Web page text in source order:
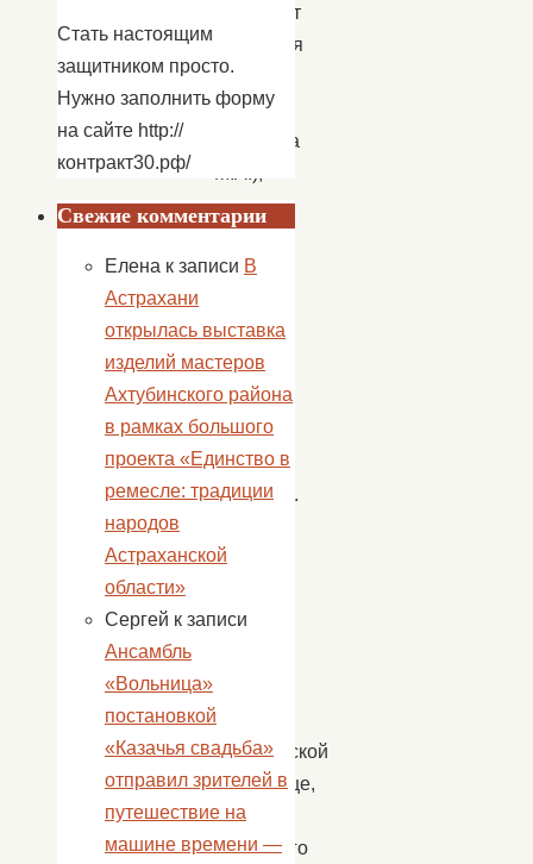
встречает
радушная
хозяйка
Матрена
(Дуюнова
у
для
найдется
и
доброе
словечко
и
местечко.
по
нашей
—
деревенской
кормилице,
символе
семейного
Стать настоящим
защитником просто.
Нужно заполнить форму
на сайте http://
контракт30.рф/
Свежие комментарии
Елена к записи В
Астрахани
открылась выставка
изделий мастеров
Ахтубинского района
в рамках большого
проекта «Единство в
ремесле: традиции
народов
Астраханской
области»
Сергей к записи
Ансамбль
«Вольница»
постановкой
«Казачья свадьба»
отправил зрителей в
путешествие на
машине времени —